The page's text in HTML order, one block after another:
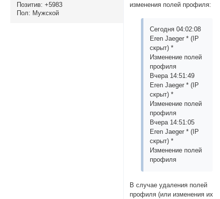
Позитив: +5983
Пол: Мужской
изменения полей профиля:
Сегодня 04:02:08
Eren Jaeger * (IP
скрыт) *
Изменение полей
профиля
Вчера 14:51:49
Eren Jaeger * (IP
скрыт) *
Изменение полей
профиля
Вчера 14:51:05
Eren Jaeger * (IP
скрыт) *
Изменение полей
профиля
В случае удаления полей
профиля (или изменения их